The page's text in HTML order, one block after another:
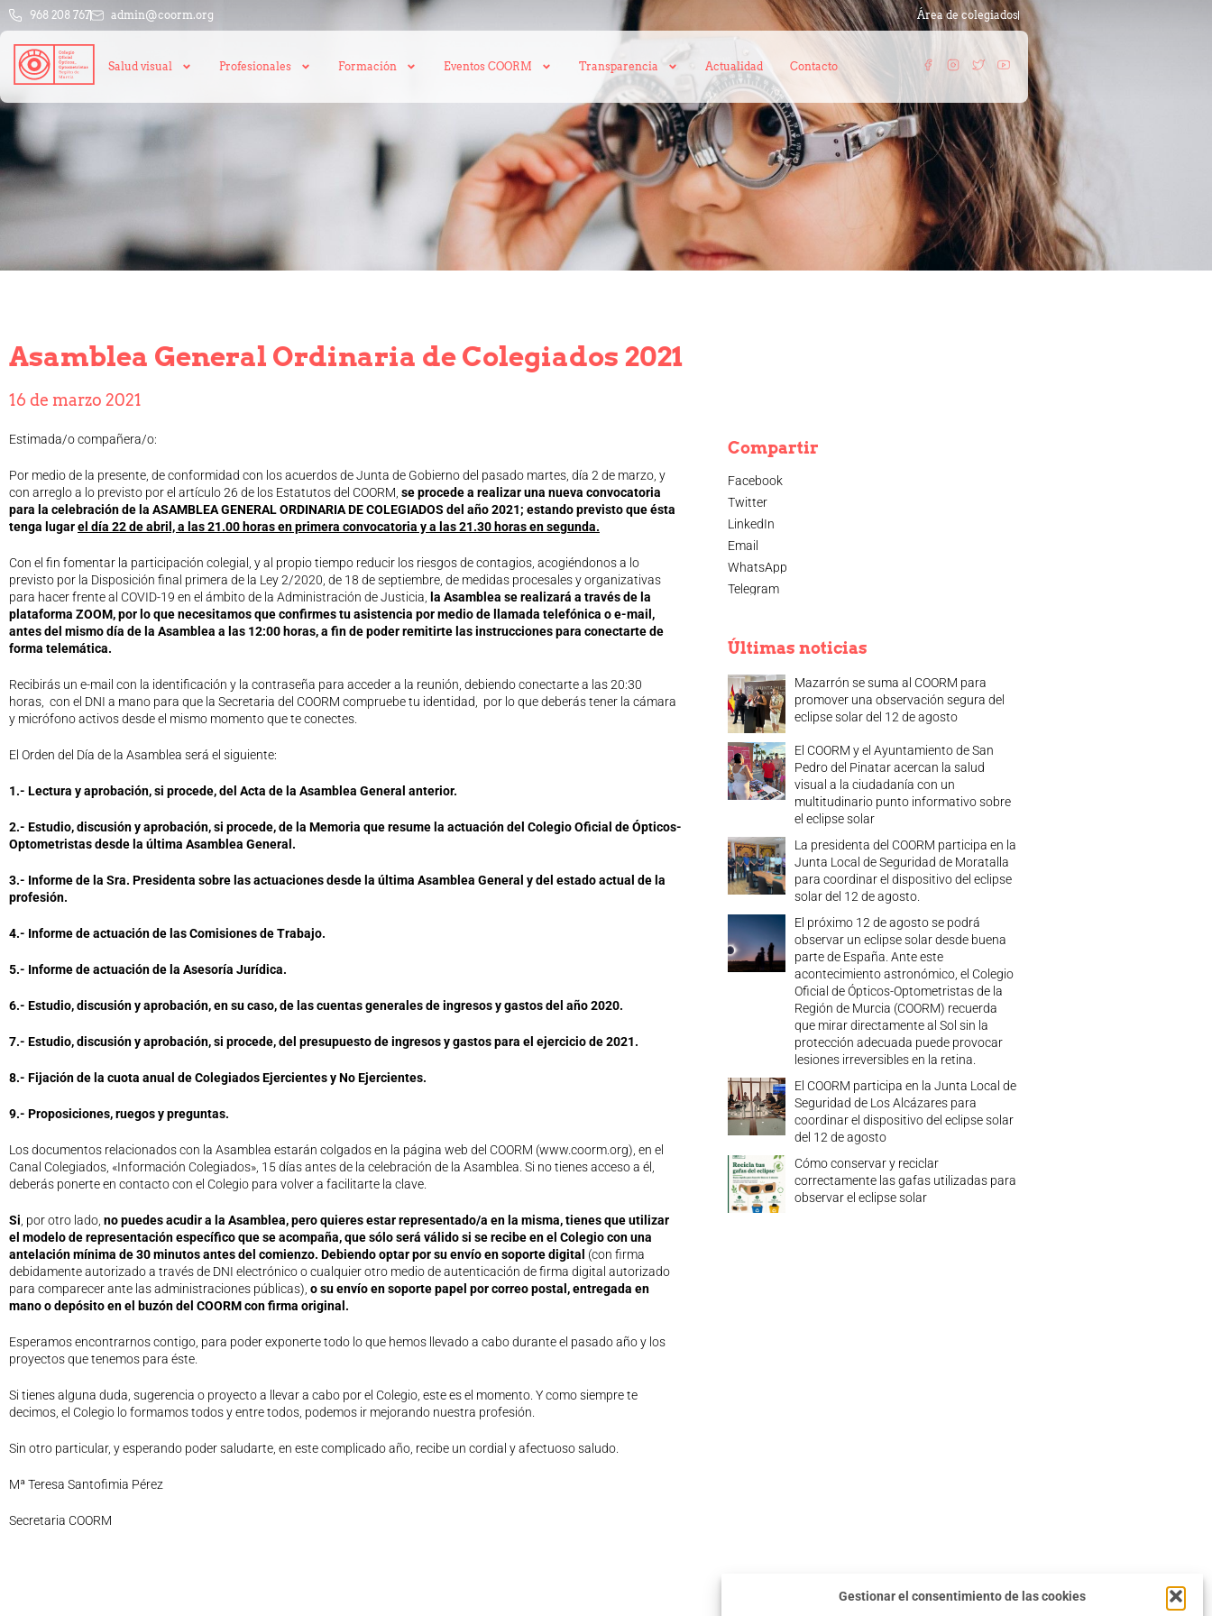
Gestionar el consentimiento de las cookies
968 208 767 admin@coorm.org Área de colegiados
Salud visual Profesionales Formación Eventos COORM Transparencia Actualidad Contacto
Asamblea General Ordinaria de Colegiados 2021
16 de marzo 2021
Estimada/o compañera/o:
Por medio de la presente, de conformidad con los acuerdos de Junta de Gobierno del pasado martes, día 2 de marzo, y
con arreglo a lo previsto por el artículo 26 de los Estatutos del COORM, se procede a realizar una nueva convocatoria
para la celebración de la ASAMBLEA GENERAL ORDINARIA DE COLEGIADOS del año 2021; estando previsto que ésta
tenga lugarel día 22 de abril, a las 21.00 horas en primera convocatoria y a las 21.30 horas en segunda.
Con el fin fomentar la participación colegial, y al propio tiempo reducir los riesgos de contagios, acogiéndonos a lo
previsto por la Disposición final primera de la Ley 2/2020, de 18 de septiembre, de medidas procesales y organizativas
para hacer frente al COVID-19 en el ámbito de la Administración de Justicia,
la Asamblea se realizará a través de la
plataforma ZOOM, por lo que necesitamos que confirmes tu asistencia por medio de llamada telefónica o e-mail,
antes del mismo día de la Asamblea a las 12:00 horas, a fin de poder remitirte las instrucciones para conectarte de
forma telemática.
Recibirás un e-mail con la identificación y la contraseña para acceder a la reunión, debiendo conectarte a las 20:30
horas, con el DNI a mano para que la Secretaria del COORM compruebe tu identidad, por lo que deberás tener la cámara
y micrófono activos desde el mismo momento que te conectes.
El Orden del Día de la Asamblea será el siguiente:
1.- Lectura y aprobación, si procede, del Acta de la Asamblea General anterior.
2.- Estudio, discusión y aprobación, si procede, de la Memoria que resume la actuación del Colegio Oficial de Ópticos-
Optometristas desde la última Asamblea General.
3.- Informe de la Sra. Presidenta sobre las actuaciones desde la última Asamblea General y del estado actual de la
profesión.
4.- Informe de actuación de las Comisiones de Trabajo.
5.- Informe de actuación de la Asesoría Jurídica.
6.- Estudio, discusión y aprobación, en su caso, de las cuentas generales de ingresos y gastos del año 2020.
7.- Estudio, discusión y aprobación, si procede, del presupuesto de ingresos y gastos para el ejercicio de 2021.
8.- Fijación de la cuota anual de Colegiados Ejercientes y No Ejercientes.
9.- Proposiciones, ruegos y preguntas.
Los documentos relacionados con la Asamblea estarán colgados en la página web del COORM (www.coorm.org), en el
Canal Colegiados, «Información Colegiados», 15 días antes de la celebración de la Asamblea. Si no tienes acceso a él,
deberás ponerte en contacto con el Colegio para volver a facilitarte la clave.
Si , por otro lado, no puedes acudir a la Asamblea, pero quieres estar representado/a en la misma, tienes que utilizar
el modelo de representación específico que se acompaña, que sólo será válido si se recibe en el Colegio con una
antelación mínima de 30 minutos antes del comienzo. Debiendo optar por su envío en soporte digital (con firma
debidamente autorizado a través de DNI electrónico o cualquier otro medio de autenticación de firma digital autorizado
para comparecer ante las administraciones públicas), o su envío en soporte papel por correo postal, entregada en
mano o depósito en el buzón del COORM con firma original.
Esperamos encontrarnos contigo, para poder exponerte todo lo que hemos llevado a cabo durante el pasado año y los
proyectos que tenemos para éste.
Si tienes alguna duda, sugerencia o proyecto a llevar a cabo por el Colegio, este es el momento. Y como siempre te
decimos, el Colegio lo formamos todos y entre todos, podemos ir mejorando nuestra profesión.
Sin otro particular, y esperando poder saludarte, en este complicado año, recibe un cordial y afectuoso saludo.
Mª Teresa Santofimia Pérez
Secretaria COORM
Compartir
Facebook
Twitter
LinkedIn
Email
WhatsApp
Telegram
Últimas noticias
Mazarrón se suma al COORM para
promover una observación segura del
eclipse solar del 12 de agosto
El COORM y el Ayuntamiento de San
Pedro del Pinatar acercan la salud
visual a la ciudadanía con un
multitudinario punto informativo sobre
el eclipse solar
La presidenta del COORM participa en la
Junta Local de Seguridad de Moratalla
para coordinar el dispositivo del eclipse
solar del 12 de agosto.
El próximo 12 de agosto se podrá
observar un eclipse solar desde buena
parte de España. Ante este
acontecimiento astronómico, el Colegio
Oficial de Ópticos-Optometristas de la
Región de Murcia (COORM) recuerda
que mirar directamente al Sol sin la
protección adecuada puede provocar
lesiones irreversibles en la retina.
El COORM participa en la Junta Local de
Seguridad de Los Alcázares para
coordinar el dispositivo del eclipse solar
del 12 de agosto
Cómo conservar y reciclar
correctamente las gafas utilizadas para
observar el eclipse solar